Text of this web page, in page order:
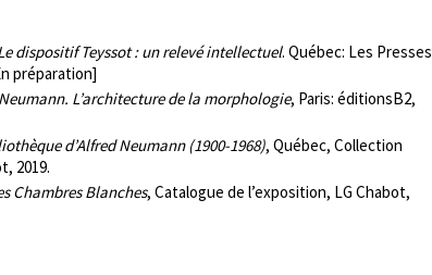
dispositif Teyssot : un relevé intellectuel. Québec: Les Presses
préparation]
L’architecture de la morphologie, Paris: éditionsB2,
d’Alfred Neumann (1900-1968), Québec, Collection
2019.
Chambres Blanches, Catalogue de l’exposition, LG Chabot,